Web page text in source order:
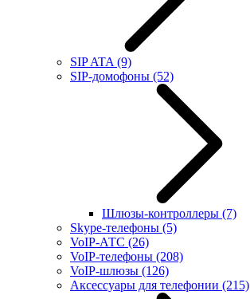
SIP ATA (9)
SIP-домофоны (52)
Шлюзы-контроллеры (7)
Skype-телефоны (5)
VoIP-АТС (26)
VoIP-телефоны (208)
VoIP-шлюзы (126)
Аксессуары для телефонии (215)